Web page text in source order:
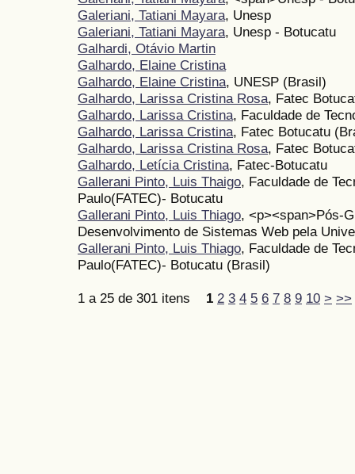
Galeriani, Tatiani Mayara, Unesp
Galeriani, Tatiani Mayara, Unesp - Botucatu
Galhardi, Otávio Martin
Galhardo, Elaine Cristina
Galhardo, Elaine Cristina, UNESP (Brasil)
Galhardo, Larissa Cristina Rosa, Fatec
Galhardo, Larissa Cristina, Faculdade de
Galhardo, Larissa Cristina, Fatec Botucatu
Galhardo, Larissa Cristina Rosa, Fatec
Galhardo, Letícia Cristina, Fatec-Botucatu
Gallerani Pinto, Luis Thaigo, Faculdade de
Paulo(FATEC)- Botucatu
Gallerani Pinto, Luis Thiago, <p><span>Pós-
Desenvolvimento de Sistemas Web pela
Gallerani Pinto, Luis Thiago, Faculdade de
Paulo(FATEC)- Botucatu (Brasil)
1 a 25 de 301 itens 1 2 3 4 5 6 7 8 9 10 > >>